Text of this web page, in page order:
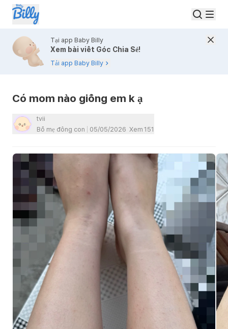
Tại app Baby Billy
Xem bài viết Góc Chia Sẻ!
Tải app Baby Billy
Có mom nào giống em k ạ
tvii
Bố mẹ đông con
05/05/2026 Xem 151